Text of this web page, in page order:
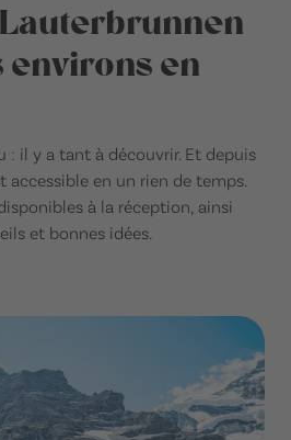
environs en
: il y a tant à découvrir. Et depuis
en un rien de temps.
à la réception, ainsi
et bonnes idées.